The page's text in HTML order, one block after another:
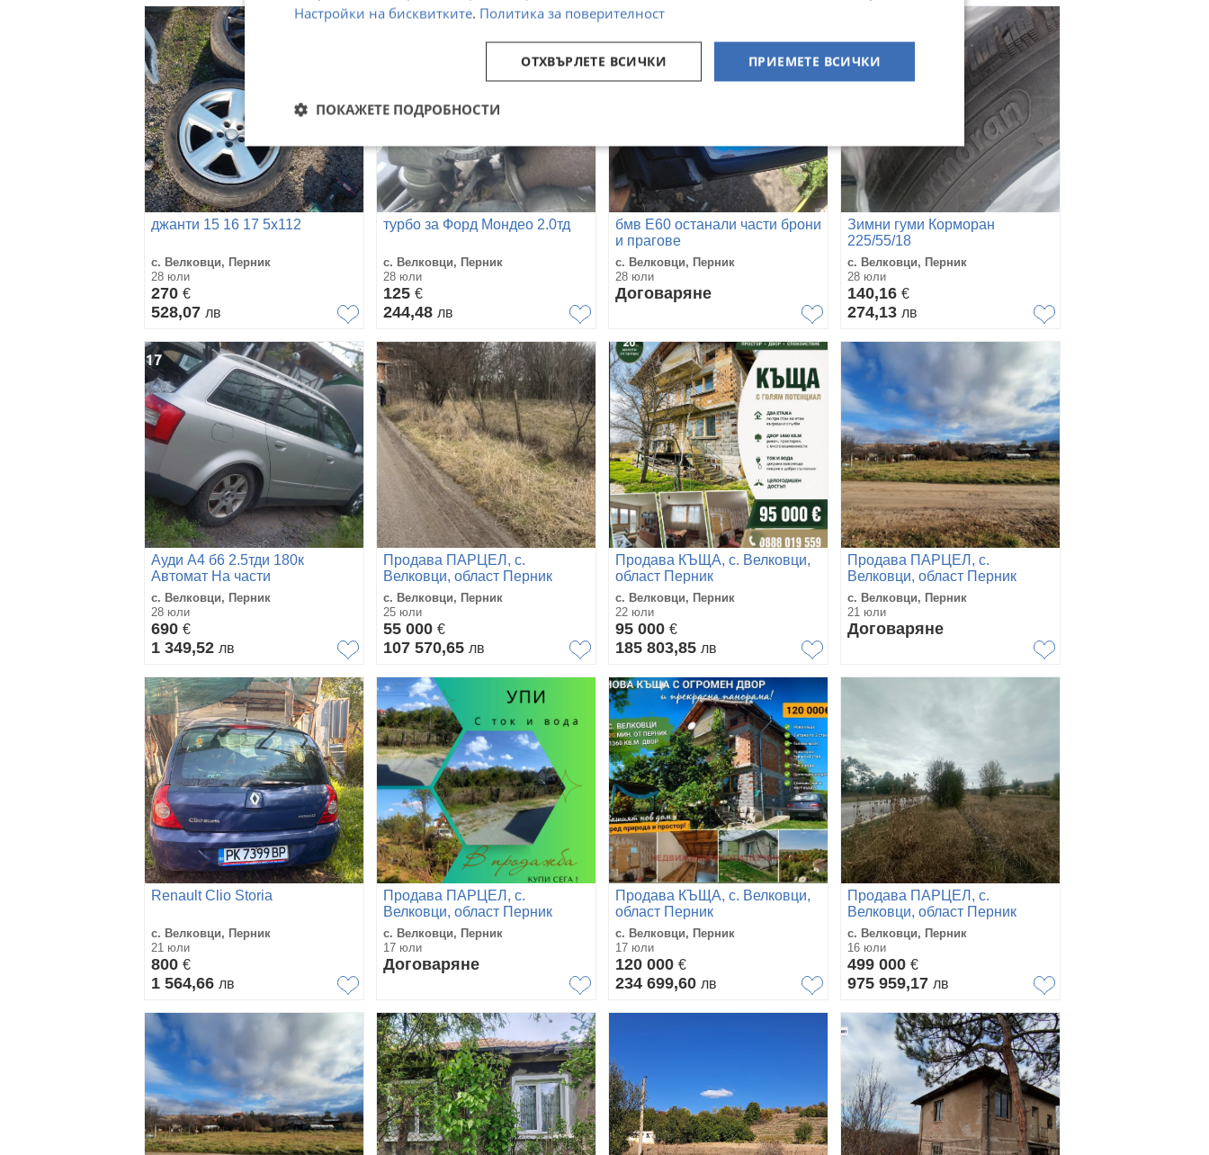
джанти 15 16 17 5х112
с. Велковци, Перник
28 юли
270 €
528,07 лв
турбо за Форд Мондео 2.0тд
с. Велковци, Перник
28 юли
125 €
244,48 лв
бмв Е60 останали части брони
и прагове
с. Велковци, Перник
28 юли
Договаряне
Зимни гуми Корморан
225/55/18
с. Велковци, Перник
28 юли
140,16 €
274,13 лв
Ауди А4 б6 2.5тди 180к
Автомат На части
с. Велковци, Перник
28 юли
690 €
1 349,52 лв
Продава ПАРЦЕЛ, с.
Велковци, област Перник
с. Велковци, Перник
25 юли
55 000 €
107 570,65 лв
Продава КЪЩА, с. Велковци,
област Перник
с. Велковци, Перник
22 юли
95 000 €
185 803,85 лв
Продава ПАРЦЕЛ, с.
Велковци, област Перник
с. Велковци, Перник
21 юли
Договаряне
Renault Clio Storia
с. Велковци, Перник
21 юли
800 €
1 564,66 лв
Продава ПАРЦЕЛ, с.
Велковци, област Перник
с. Велковци, Перник
17 юли
Договаряне
Продава КЪЩА, с. Велковци,
област Перник
с. Велковци, Перник
17 юли
120 000 €
234 699,60 лв
Продава ПАРЦЕЛ, с.
Велковци, област Перник
с. Велковци, Перник
16 юли
499 000 €
975 959,17 лв
Настройки на бисквитките. Политика за поверителност
ПРИЕМЕТЕ ВСИЧКИ
ОТХВЪРЛЕТЕ ВСИЧКИ
ПОКАЖЕТЕ ПОДРОБНОСТИ